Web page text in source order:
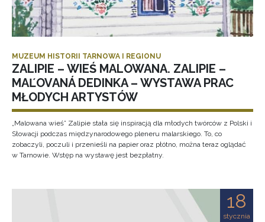
MUZEUM HISTORII TARNOWA I REGIONU
ZALIPIE – WIEŚ MALOWANA. ZALIPIE –
MAĽOVANÁ DEDINKA – WYSTAWA PRAC
MŁODYCH ARTYSTÓW
„Malowana wieś” Zalipie stała się inspiracją dla młodych twórców z Polski i
Słowacji podczas międzynarodowego pleneru malarskiego. To, co
zobaczyli, poczuli i przenieśli na papier oraz płótno, można teraz oglądać
w Tarnowie. Wstęp na wystawę jest bezpłatny.
18
stycznia